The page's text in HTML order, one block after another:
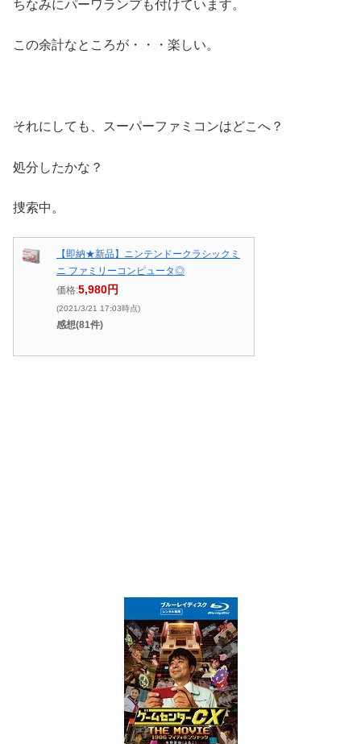
ちなみにパーワランプも付けています。
この余計なところが・・・楽しい。
それにしても、スーパーファミコンはどこへ？
処分したかな？
捜索中。
【即納★新品】ニンテンドークラシックミ
ニ ファミリーコンピュータ◎
価格:5,980円
(2021/3/21 17:03時点)
感想(81件)